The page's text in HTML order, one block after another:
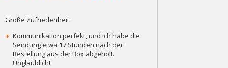
Große Zufriedenheit.
+ Kommunikation perfekt, und ich habe die
Sendung etwa 17 Stunden nach der
Bestellung aus der Box abgeholt.
Unglaublich!